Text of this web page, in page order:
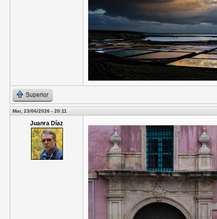
Superior
Mar, 23/06/2026 - 20:11
Juanra Díaz